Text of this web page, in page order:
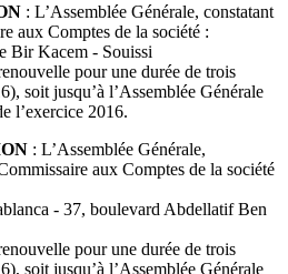
: L’Assemblée Générale, constatant
aux Comptes de la société :
Bir Kacem - Souissi
pour une durée de trois
soit jusqu’à l’Assemblée Générale
l’exercice 2016.
: L’Assemblée Générale,
aux Comptes de la société
- 37, boulevard Abdellatif Ben
pour une durée de trois
soit jusqu’à l’Assemblée Générale